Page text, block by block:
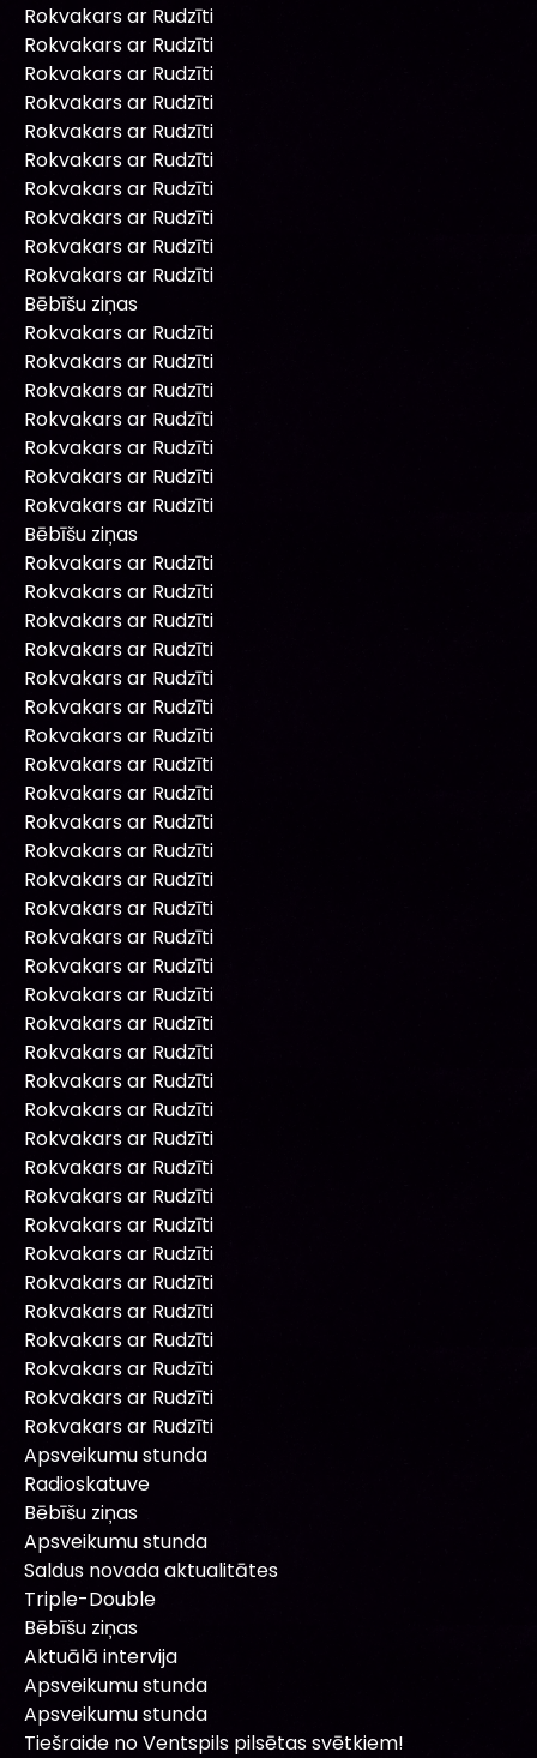
Rokvakars ar Rudzīti
Rokvakars ar Rudzīti
Rokvakars ar Rudzīti
Rokvakars ar Rudzīti
Rokvakars ar Rudzīti
Rokvakars ar Rudzīti
Rokvakars ar Rudzīti
Rokvakars ar Rudzīti
Rokvakars ar Rudzīti
Rokvakars ar Rudzīti
Bēbīšu ziņas
Rokvakars ar Rudzīti
Rokvakars ar Rudzīti
Rokvakars ar Rudzīti
Rokvakars ar Rudzīti
Rokvakars ar Rudzīti
Rokvakars ar Rudzīti
Rokvakars ar Rudzīti
Bēbīšu ziņas
Rokvakars ar Rudzīti
Rokvakars ar Rudzīti
Rokvakars ar Rudzīti
Rokvakars ar Rudzīti
Rokvakars ar Rudzīti
Rokvakars ar Rudzīti
Rokvakars ar Rudzīti
Rokvakars ar Rudzīti
Rokvakars ar Rudzīti
Rokvakars ar Rudzīti
Rokvakars ar Rudzīti
Rokvakars ar Rudzīti
Rokvakars ar Rudzīti
Rokvakars ar Rudzīti
Rokvakars ar Rudzīti
Rokvakars ar Rudzīti
Rokvakars ar Rudzīti
Rokvakars ar Rudzīti
Rokvakars ar Rudzīti
Rokvakars ar Rudzīti
Rokvakars ar Rudzīti
Rokvakars ar Rudzīti
Rokvakars ar Rudzīti
Rokvakars ar Rudzīti
Rokvakars ar Rudzīti
Rokvakars ar Rudzīti
Rokvakars ar Rudzīti
Rokvakars ar Rudzīti
Rokvakars ar Rudzīti
Rokvakars ar Rudzīti
Rokvakars ar Rudzīti
Apsveikumu stunda
Radioskatuve
Bēbīšu ziņas
Apsveikumu stunda
Saldus novada aktualitātes
Triple-Double
Bēbīšu ziņas
Aktuālā intervija
Apsveikumu stunda
Apsveikumu stunda
Tiešraide no Ventspils pilsētas svētkiem!